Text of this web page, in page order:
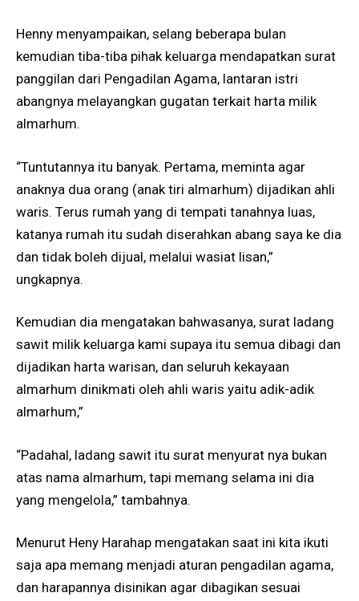
Henny menyampaikan, selang beberapa bulan
kemudian tiba-tiba pihak keluarga mendapatkan surat
panggilan dari Pengadilan Agama, lantaran istri
abangnya melayangkan gugatan terkait harta milik
almarhum.
“Tuntutannya itu banyak. Pertama, meminta agar
anaknya dua orang (anak tiri almarhum) dijadikan ahli
waris. Terus rumah yang di tempati tanahnya luas,
katanya rumah itu sudah diserahkan abang saya ke dia
dan tidak boleh dijual, melalui wasiat lisan,”
ungkapnya.
Kemudian dia mengatakan bahwasanya, surat ladang
sawit milik keluarga kami supaya itu semua dibagi dan
dijadikan harta warisan, dan seluruh kekayaan
almarhum dinikmati oleh ahli waris yaitu adik-adik
almarhum,”
“Padahal, ladang sawit itu surat menyurat nya bukan
atas nama almarhum, tapi memang selama ini dia
yang mengelola,” tambahnya.
Menurut Heny Harahap mengatakan saat ini kita ikuti
saja apa memang menjadi aturan pengadilan agama,
dan harapannya disinikan agar dibagikan sesuai